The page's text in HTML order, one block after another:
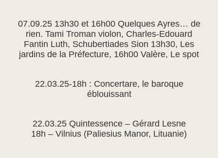
07.09.25 13h30 et 16h00 Quelques Ayres… de
rien. Tami Troman violon, Charles-Edouard
Fantin Luth, Schubertiades Sion 13h30, Les
jardins de la Préfecture, 16h00 Valère, Le spot
22.03.25-18h : Concertare, le baroque
éblouissant
22.03.25 Quintessence – Gérard Lesne
18h – Vilnius (Paliesius Manor, Lituanie)